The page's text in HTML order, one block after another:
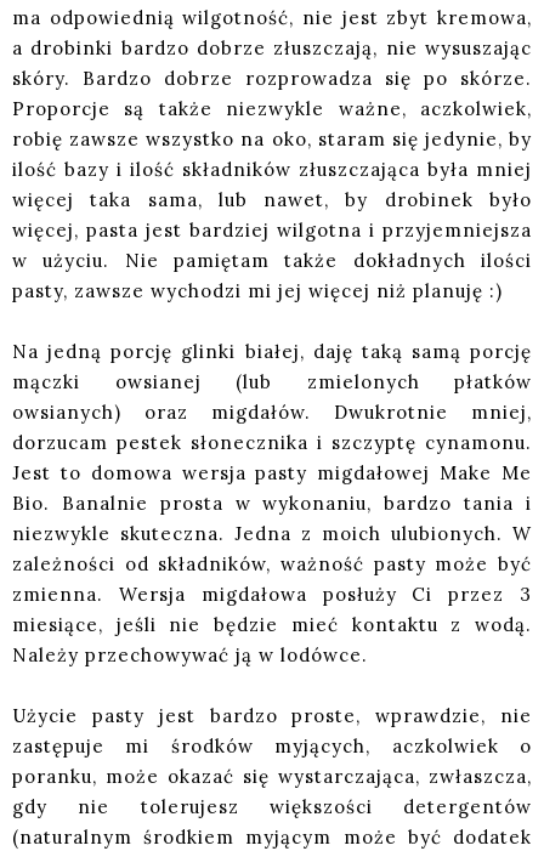
ma odpowiednią wilgotność, nie jest zbyt kremowa,
a drobinki bardzo dobrze złuszczają, nie wysuszając
skóry. Bardzo dobrze rozprowadza się po skórze.
Proporcje są także niezwykle ważne, aczkolwiek,
robię zawsze wszystko na oko, staram się jedynie, by
ilość bazy i ilość składników złuszczająca była mniej
więcej taka sama, lub nawet, by drobinek było
więcej, pasta jest bardziej wilgotna i przyjemniejsza
w użyciu. Nie pamiętam także dokładnych ilości
pasty, zawsze wychodzi mi jej więcej niż planuję :)
Na jedną porcję glinki białej, daję taką samą porcję
mączki owsianej (lub zmielonych płatków
owsianych) oraz migdałów. Dwukrotnie mniej,
dorzucam pestek słonecznika i szczyptę cynamonu.
Jest to domowa wersja pasty migdałowej Make Me
Bio. Banalnie prosta w wykonaniu, bardzo tania i
niezwykle skuteczna. Jedna z moich ulubionych. W
zależności od składników, ważność pasty może być
zmienna. Wersja migdałowa posłuży Ci przez 3
miesiące, jeśli nie będzie mieć kontaktu z wodą.
Należy przechowywać ją w lodówce.
Użycie pasty jest bardzo proste, wprawdzie, nie
zastępuje mi środków myjących, aczkolwiek o
poranku, może okazać się wystarczająca, zwłaszcza,
gdy nie tolerujesz większości detergentów
(naturalnym środkiem myjącym może być dodatek